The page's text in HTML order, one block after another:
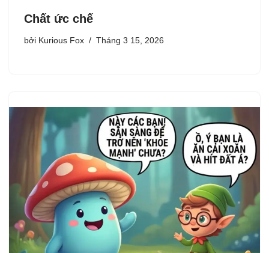
Chất ức chế
bởi Kurious Fox Tháng 3 15, 2026